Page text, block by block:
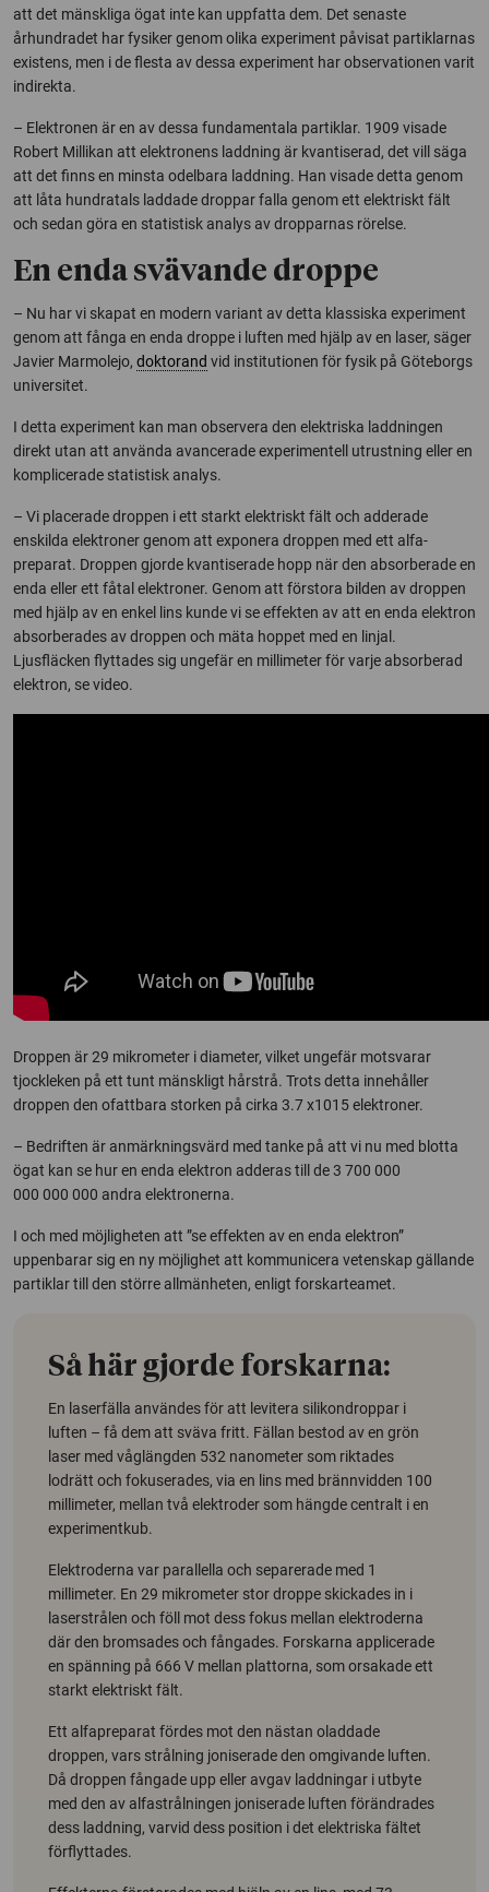
att det mänskliga ögat inte kan uppfatta dem. Det senaste
århundradet har fysiker genom olika experiment påvisat partiklarnas
existens, men i de flesta av dessa experiment har observationen varit
indirekta.
– Elektronen är en av dessa fundamentala partiklar. 1909 visade
Robert Millikan att elektronens laddning är kvantiserad, det vill säga
att det finns en minsta odelbara laddning. Han visade detta genom
att låta hundratals laddade droppar falla genom ett elektriskt fält
och sedan göra en statistisk analys av dropparnas rörelse.
En enda svävande droppe
– Nu har vi skapat en modern variant av detta klassiska experiment
genom att fånga en enda droppe i luften med hjälp av en laser, säger
Javier Marmolejo, doktorand vid institutionen för fysik på Göteborgs
universitet.
I detta experiment kan man observera den elektriska laddningen
direkt utan att använda avancerade experimentell utrustning eller en
komplicerade statistisk analys.
– Vi placerade droppen i ett starkt elektriskt fält och adderade
enskilda elektroner genom att exponera droppen med ett alfa-
preparat. Droppen gjorde kvantiserade hopp när den absorberade en
enda eller ett fåtal elektroner. Genom att förstora bilden av droppen
med hjälp av en enkel lins kunde vi se effekten av att en enda elektron
absorberades av droppen och mäta hoppet med en linjal.
Ljusfläcken flyttades sig ungefär en millimeter för varje absorberad
elektron, se video.
Droppen är 29 mikrometer i diameter, vilket ungefär motsvarar
tjockleken på ett tunt mänskligt hårstrå. Trots detta innehåller
droppen den ofattbara storken på cirka 3.7 x1015 elektroner.
– Bedriften är anmärkningsvärd med tanke på att vi nu med blotta
ögat kan se hur en enda elektron adderas till de 3 700 000
000 000 000 andra elektronerna.
I och med möjligheten att ”se effekten av en enda elektron”
uppenbarar sig en ny möjlighet att kommunicera vetenskap gällande
partiklar till den större allmänheten, enligt forskarteamet.
Så här gjorde forskarna:
En laserfälla användes för att levitera silikondroppar i
luften – få dem att sväva fritt. Fällan bestod av en grön
laser med våglängden 532 nanometer som riktades
lodrätt och fokuserades, via en lins med brännvidden 100
millimeter, mellan två elektroder som hängde centralt i en
experimentkub.
Elektroderna var parallella och separerade med 1
millimeter. En 29 mikrometer stor droppe skickades in i
laserstrålen och föll mot dess fokus mellan elektroderna
där den bromsades och fångades. Forskarna applicerade
en spänning på 666 V mellan plattorna, som orsakade ett
starkt elektriskt fält.
Ett alfapreparat fördes mot den nästan oladdade
droppen, vars strålning joniserade den omgivande luften.
Då droppen fångade upp eller avgav laddningar i utbyte
med den av alfastrålningen joniserade luften förändrades
dess laddning, varvid dess position i det elektriska fältet
förflyttades.